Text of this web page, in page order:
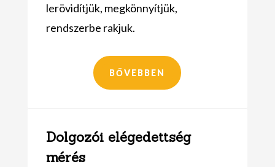
lerövidítjük, megkönnyítjük,
rendszerbe rakjuk.
BŐVEBBEN
Dolgozói elégedettség
mérés